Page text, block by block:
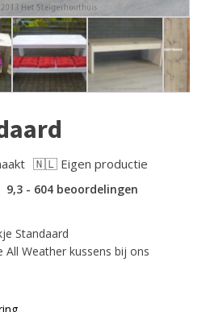
🇳🇱 Eigen productie
9,3 - 604 beoordelingen
Standaard
All Weather kussens bij ons